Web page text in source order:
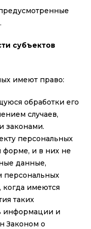
субъектов
имеют право:
обработки его
случаев,
законами.
персональных
форме, и в них не
данные,
персональных
когда имеются
таких
информации и
Законом о